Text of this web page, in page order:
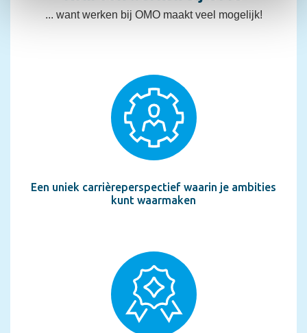
en om ons websiteverkeer te analyseren. Ook delen we
informatie die u aan ze heeft verstrekt of die ze hebben
verzameld op basis van uw gebruik van hun services.
Een contract op basis van vervanging, tot en met
minimaal eind april 2027;
VO), met een maximum van € 5.520,- bruto per
maand en veel aantrekkelijke aanvullende
arbeidsvoorwaarden zoals een
professionaliseringsbudget- en andere regelingen;
Een extra structurele arbeidsmarkttoelage
Interessante baan?
m.vandenhurk@parmantscholen.nl
Wil je solliciteren naar deze functie? Doe dat dan via
de website van OMO: https://werkenbij.omo.nl/ en kijk
bij ‘docenten'. Wij zien je sollicitatie graag zo snel
... want werken bij OMO maakt veel mogelijk!
Een uniek carrièreperspectief waarin je ambities
kunt waarmaken